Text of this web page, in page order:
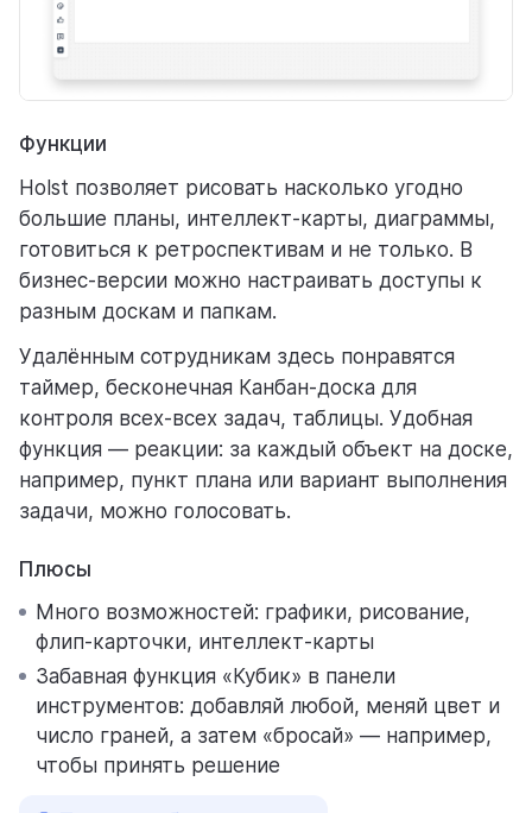
Функции
Holst позволяет рисовать насколько угодно
большие планы, интеллект-карты, диаграммы,
готовиться к ретроспективам и не только. В
бизнес-версии можно настраивать доступы к
разным доскам и папкам.
Удалённым сотрудникам здесь понравятся
таймер, бесконечная Канбан-доска для
контроля всех-всех задач, таблицы. Удобная
функция — реакции: за каждый объект на доске,
например, пункт плана или вариант выполнения
задачи, можно голосовать.
Плюсы
Много возможностей: графики, рисование,
флип-карточки, интеллект-карты
Забавная функция «Кубик» в панели
инструментов: добавляй любой, меняй цвет и
число граней, а затем «бросай» — например,
чтобы принять решение